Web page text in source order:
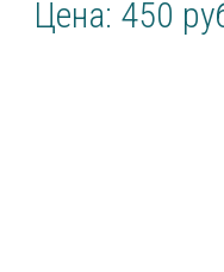
Цена: 450